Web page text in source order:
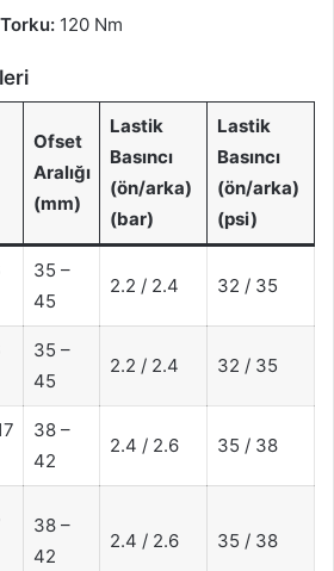
120 Nm
Ofset
Aralığı
(mm)
Lastik
Basıncı
(ön/arka)
(bar)
Lastik
Basıncı
(ön/arka)
(psi)
35 –
45
2.2 / 2.4 32 / 35
35 –
45
2.2 / 2.4 32 / 35
38 –
42
2.4 / 2.6 35 / 38
38 –
42
2.4 / 2.6 35 / 38